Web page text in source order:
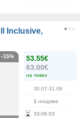
Inclusive,
53.55€
63.00€
на човек
30.07-31.08
1 нощувка
33:06:03
-15%